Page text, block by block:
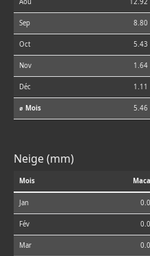
Aoû 12.92
Sep 8.80
Oct 5.43
Nov 1.64
Déc 1.11
⌀ Mois 5.46
Neige (mm)
Mois
Jan
Fév
Mar